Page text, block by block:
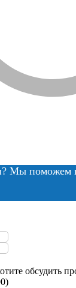
Мы поможем
обсудить